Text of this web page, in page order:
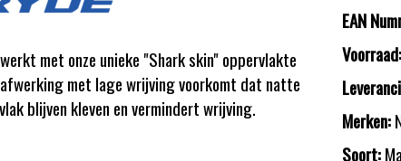
met onze unieke "Shark skin" oppervlakte
met lage wrijving voorkomt dat natte
blijven kleven en vermindert wrijving.
EAN
Voorraad:
Merken:
Soort: